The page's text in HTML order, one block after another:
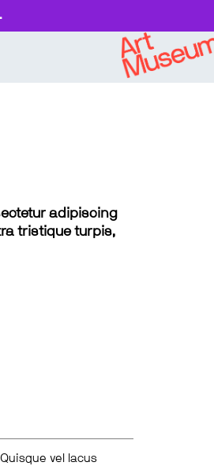
adipiscing
tristique turpis,
vel lacus